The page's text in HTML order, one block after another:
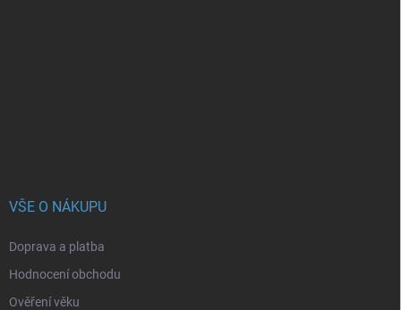
VŠE O NÁKUPU
Doprava a platba
Hodnocení obchodu
Ověření věku